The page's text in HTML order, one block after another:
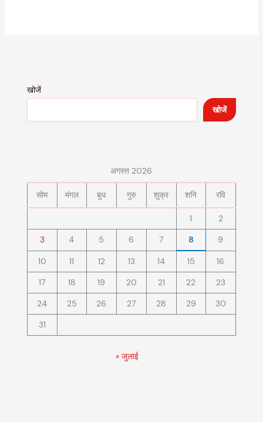
खोजें
खोजें
अगस्त 2026
सोम मंगल बुध गुरु शुक्र शनि रवि
1
2
3
4 5 6 7 8 9
10 11 12 13 14 15
16
17
18 19 20 21 22
23
24
25 26 27 28 29
30
31
« जुलाई